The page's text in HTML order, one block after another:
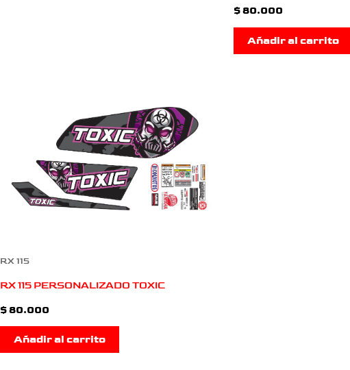
$80.000
Añadir al carrito
RX 115
RX 115 PERSONALIZADO TOXIC
$80.000
Añadir al carrito